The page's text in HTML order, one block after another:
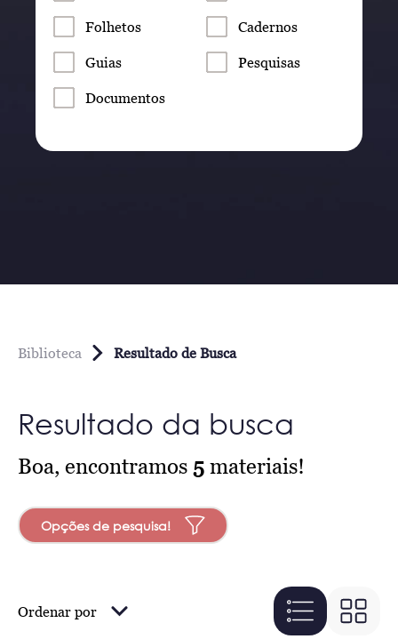
Folhetos Cadernos
Guias Pesquisas
Documentos
Biblioteca Resultado de Busca
Resultado da busca
Boa, encontramos 5 materiais!
Opções de pesquisa!
Ordenar por